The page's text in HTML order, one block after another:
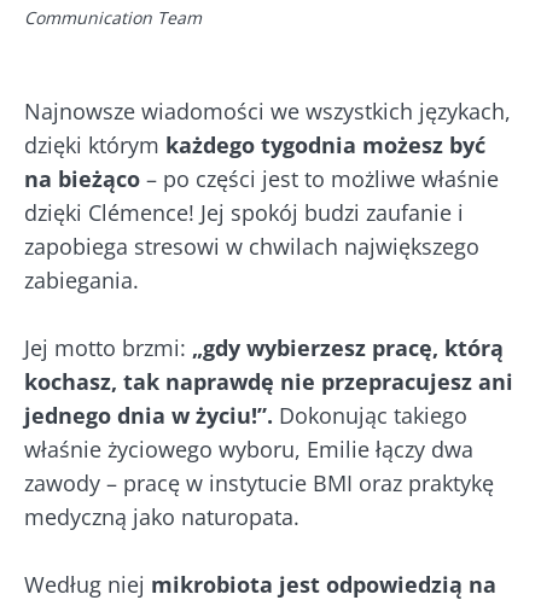
Communication Team
Najnowsze wiadomości we wszystkich językach,
dzięki którym każdego tygodnia możesz być
na bieżąco – po części jest to możliwe właśnie
dzięki Clémence! Jej spokój budzi zaufanie i
zapobiega stresowi w chwilach największego
zabiegania.
Jej motto brzmi: „gdy wybierzesz pracę, którą
kochasz, tak naprawdę nie przepracujesz ani
jednego dnia w życiu!”. Dokonując takiego
właśnie życiowego wyboru, Emilie łączy dwa
zawody – pracę w instytucie BMI oraz praktykę
medyczną jako naturopata.
Według niej mikrobiota jest odpowiedzią na